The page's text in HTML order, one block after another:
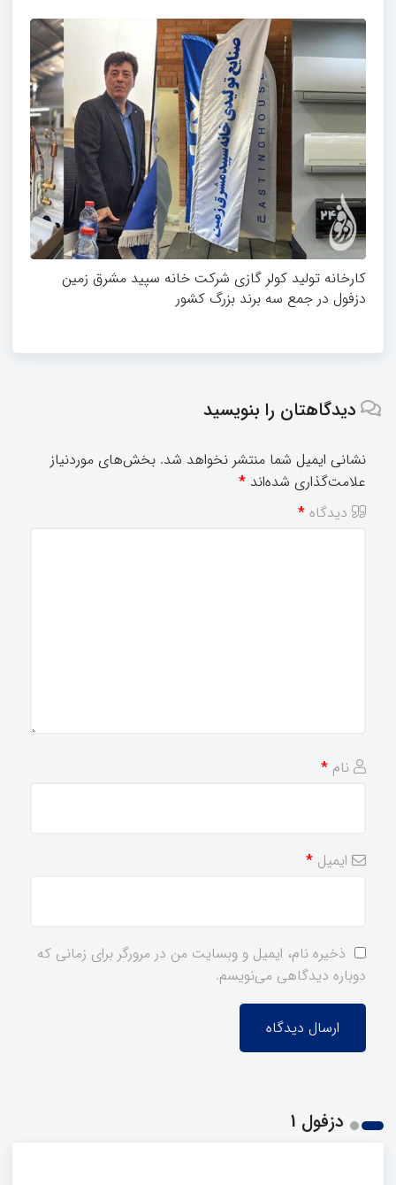
کارخانه تولید کولر گازی شرکت خانه سپید مشرق زمین
دزفول در جمع سه برند بزرگ کشور
دیدگاهتان را بنویسید
نشانی ایمیل شما منتشر نخواهد شد. بخش‌های موردنیاز
علامت‌گذاری شده‌اند *
دیدگاه *
نام *
ایمیل *
ذخیره نام، ایمیل و وبسایت من در مرورگر برای زمانی که
دوباره دیدگاهی می‌نویسم.
دزفول 1